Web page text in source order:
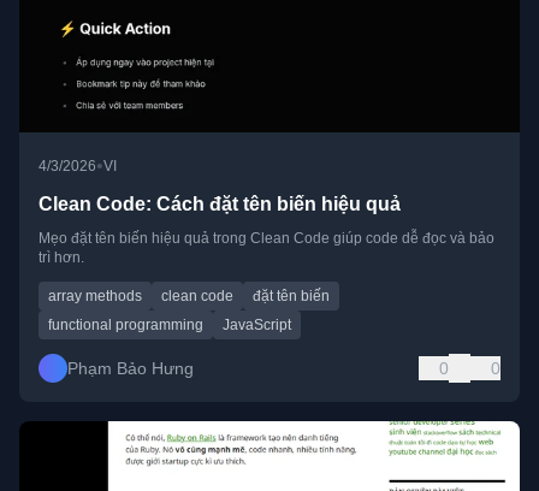
4/3/2026•VI
Clean Code: Cách đặt tên biến hiệu quả
Mẹo đặt tên biến hiệu quả trong Clean Code giúp code dễ đọc và bảo
trì hơn.
array methods clean code
đặt tên biến
functional programming
JavaScript
Phạm Bảo Hưng 0 0